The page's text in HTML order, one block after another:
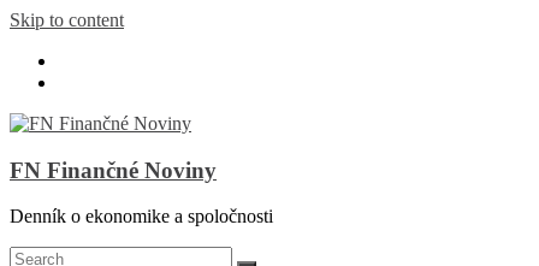
Skip to content
FN Finančné Noviny
Denník o ekonomike a spoločnosti